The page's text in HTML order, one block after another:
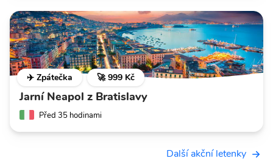
✈️ Zpátečka 🚀 999 Kč
Jarní Neapol z Bratislavy
Před 35 hodinami
Další akční letenky